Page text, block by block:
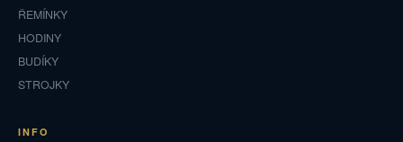
ŘEMÍNKY
HODINY
BUDÍKY
STROJKY
INFO